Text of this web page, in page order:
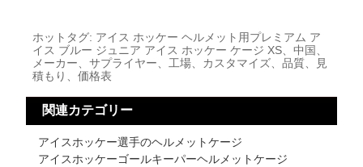
ホットタグ: アイス ホッケー ヘルメット用プレミアム ア
イス ブルー ジュニア アイス ホッケー ケージ XS、中国、
メーカー、サプライヤー、工場、カスタマイズ、品質、見
積もり、価格表
関連カテゴリー
アイスホッケー選手のヘルメットケージ
アイスホッケーゴールキーパーヘルメットケージ